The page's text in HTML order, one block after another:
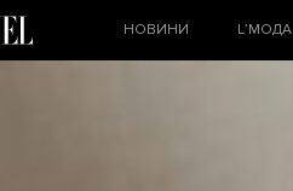
НОВИНИ L’МОДА